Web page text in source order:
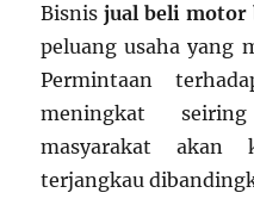
Bisnisjual beli motor
peluang usaha yang
Permintaan
meningkat
masyarakat akan
terjangkau